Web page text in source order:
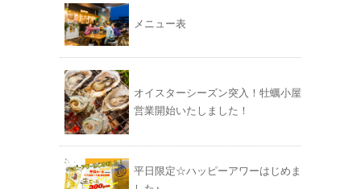
メニュー表
オイスターシーズン突入！牡蠣小屋
営業開始いたしました！
平日限定☆ハッピーアワーはじめま